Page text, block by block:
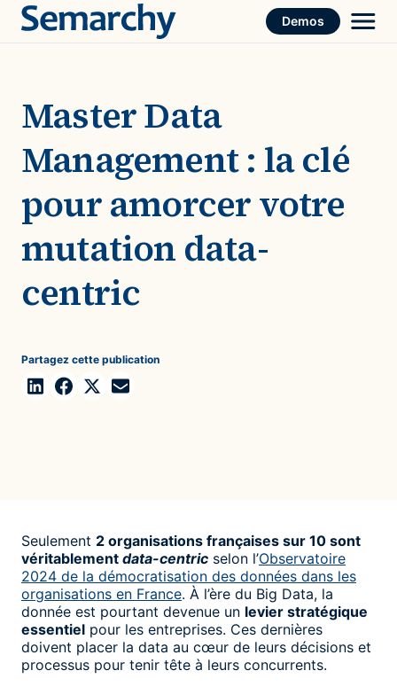
Skip
Demos
Master Data
Management : la clé
pour amorcer votre
mutation data-
centric
Partagez cette publication
Seulement 2 organisations françaises sur 10 sont
véritablement data-centric selon l’Observatoire
2024 de la démocratisation des données dans les
organisations en France. À l’ère du Big Data, la
donnée est pourtant devenue un levier stratégique
essentiel pour les entreprises. Ces dernières
doivent placer la data au cœur de leurs décisions et
processus pour tenir tête à leurs concurrents.